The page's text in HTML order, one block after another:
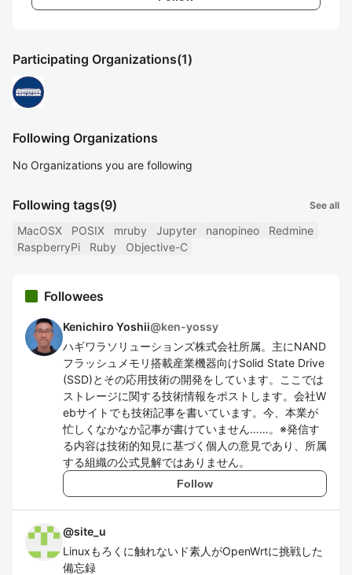
Participating Organizations(1)
Following Organizations
No Organizations you are following
Following tags(9) See all
MacOSX POSIX mruby Jupyter nanopineo
Redmine
RaspberryPi
Ruby Objective-C
Followees
Kenichiro Yoshii@ken-yossy
ハギワラソリューションズ株式会社所属。主にNAND
フラッシュメモリ搭載産業機器向けSolid State Drive
(SSD)とその応用技術の開発をしています。ここでは
ストレージに関する技術情報をポストします。会社W
ebサイトでも技術記事を書いています。今、本業が
忙しくなかなか記事が書けていません……。※発信す
る内容は技術的知見に基づく個人の意見であり、所属
する組織の公式見解ではありません。
Follow
@site_u
Linuxもろくに触れないド素人がOpenWrtに挑戦した
備忘録